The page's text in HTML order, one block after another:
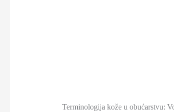
Terminologija kože u obućarstvu: